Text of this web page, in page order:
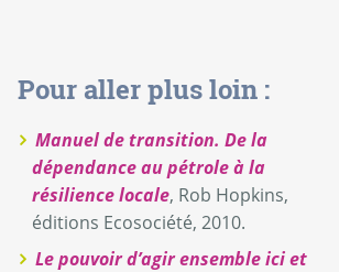
Pour aller plus loin :
Manuel de transition. De la
dépendance au pétrole à la
résilience locale, Rob Hopkins,
éditions Ecosociété, 2010.
Le pouvoir d’agir ensemble ici et